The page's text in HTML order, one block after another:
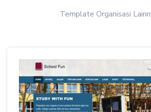
Template Organisasi